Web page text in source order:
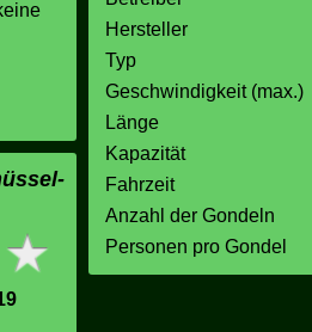
Hersteller
Typ
Geschwindigkeit (max.)
Länge
Kapazität
Fahrzeit
Anzahl der Gondeln
Personen pro Gondel